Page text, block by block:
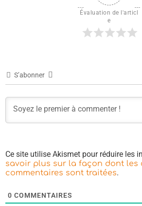
Évaluation de l'articl
e
S’abonner
Ce site utilise Akismet pour réduire les
savoir plus sur la façon dont les
commentaires sont traitées.
0 COMMENTAIRES